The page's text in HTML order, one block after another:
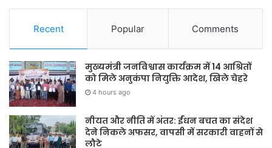
Recent Popular Comments
मुख्यमंत्री जनविश्वास कार्यक्रम में 14 आश्रितों
को मिले अनुकंपा नियुक्ति आदेश, खिले चेहरे
4 hours ago
नीयत और नीति में अंतर: ईंधन बचत का संदेश
देने निकले अफसर, वापसी में सरकारी वाहनों से
लौटे